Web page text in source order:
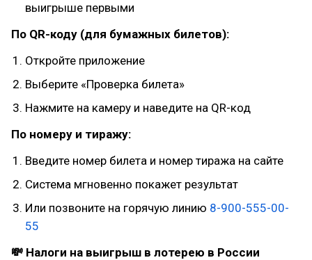
выигрыше первыми
По QR-коду (для бумажных билетов):
Откройте приложение
Выберите «Проверка билета»
Нажмите на камеру и наведите на QR-код
По номеру и тиражу:
Введите номер билета и номер тиража на сайте
Система мгновенно покажет результат
Или позвоните на горячую линию 8-900-555-00-
55
💸 Налоги на выигрыш в лотерею в России